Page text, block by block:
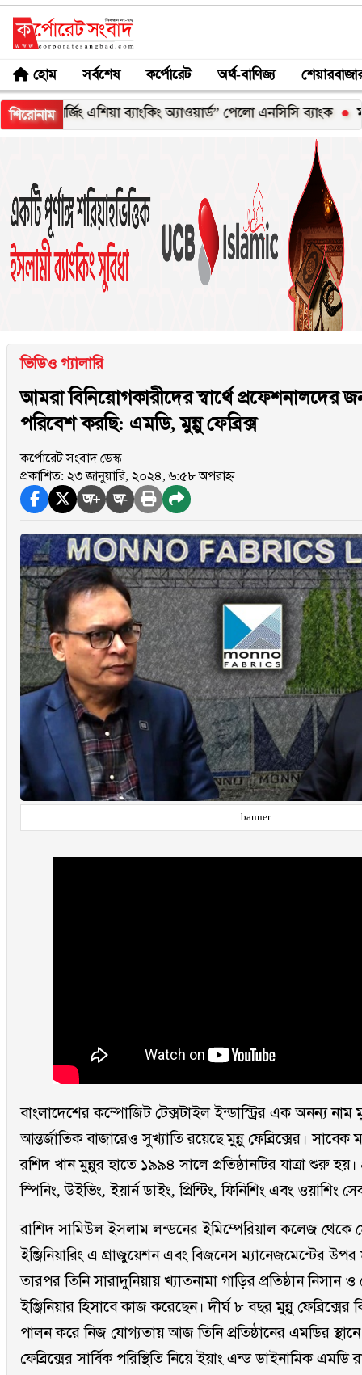
হোম সর্বশেষ কর্পোরেট অর্থ-বাণিজ্য
শিরোনামব্যাংকিং অ্যাওয়ার্ড” পেলো এনসিসি ব্যাংক মজুতদারির
ভিডিও গ্যালারি
আমরা বিনিয়োগকারীদের স্বার্থে প্রফেশনালদের
পরিবেশ করছি: এমডি, মুন্নু ফেব্রিক্স
কর্পোরেট সংবাদ ডেস্ক
প্রকাশিত: ২৩ জানুয়ারি, ২০২৪, ৬:৫৮ অপরাহ্ন
অ+ অ-
banner
বাংলাদেশের কম্পোজিট টেক্সটাইল ইন্ডাস্ট্রির এক অনন্য নাম
আন্তর্জাতিক বাজারেও সুখ্যাতি রয়েছে মুন্নু ফেব্রিক্সের। সাবেক
রশিদ খান মুন্নুর হাতে ১৯৯৪ সালে প্রতিষ্ঠানটির যাত্রা শুরু হয়।
স্পিনিং, উইভিং, ইয়ার্ন ডাইং, প্রিন্টিং, ফিনিশিং এবং ওয়াশিং
রাশিদ সামিউল ইসলাম লন্ডনের ইমিম্পেরিয়াল কলেজ থেকে
ইঞ্জিনিয়ারিং এ গ্রাজুয়েশন এবং বিজনেস ম্যানেজমেন্টের উপর
তারপর তিনি সারাদুনিয়ায় খ্যাতনামা গাড়ির প্রতিষ্ঠান নিসান
ইঞ্জিনিয়ার হিসাবে কাজ করেছেন। দীর্ঘ ৮ বছর মুন্নু ফেব্রিক্সের
পালন করে নিজ যোগ্যতায় আজ তিনি প্রতিষ্ঠানের এমডির স্থানে
ফেব্রিক্সের সার্বিক পরিস্থিতি নিয়ে ইয়াং এন্ড ডাইনামিক এমডি